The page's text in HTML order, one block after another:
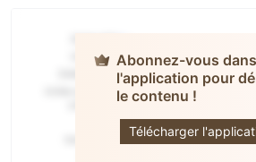
Abonnez-vous dans
l'application pour
le contenu !
Télécharger
Horseforex